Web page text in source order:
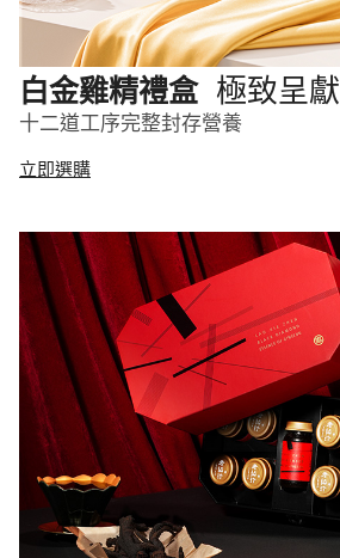
白金雞精禮盒 極致呈獻
十二道工序完整封存營養
立即選購